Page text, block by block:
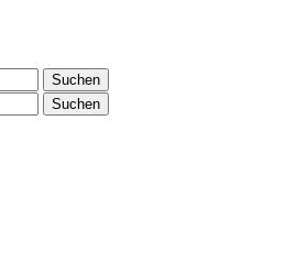
Suchen
Suchen